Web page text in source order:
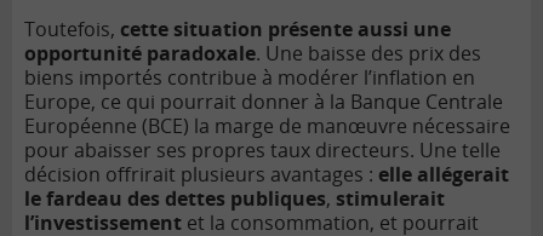
Toutefois, cette situation présente aussi une
opportunité paradoxale. Une baisse des prix des
biens importés contribue à modérer l’inflation en
Europe, ce qui pourrait donner à la Banque Centrale
Européenne (BCE) la marge de manœuvre nécessaire
pour abaisser ses propres taux directeurs. Une telle
décision offrirait plusieurs avantages : elle allégerait
le fardeau des dettes publiques, stimulerait
l’investissement et la consommation, et pourrait